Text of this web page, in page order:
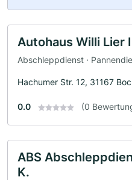
Autohaus Willi Lier
Abschleppdienst ·
Hachumer Str. 12, 31167
0.0 (0
ABS
K.